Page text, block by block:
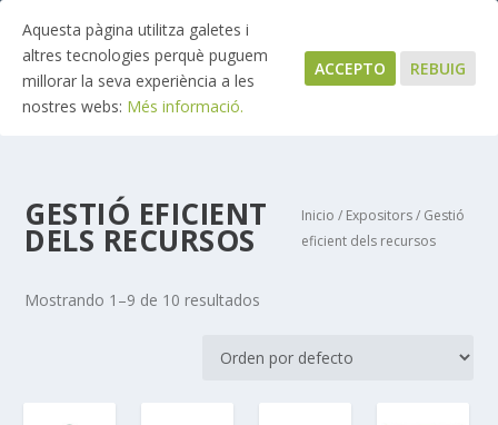
GESTIÓ EFICIENT
DELS RECURSOS
Inicio / Expositors/ Gestió
eficient dels recursos
Mostrando 1–9 de 10 resultados
Aquesta pàgina utilitza galetes i
altres tecnologies perquè puguem
millorar la seva experiència a les
nostres webs: Més informació.
ACCEPTO REBUIG